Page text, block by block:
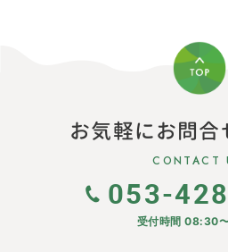
お気軽にお問合
CONTACT
053-
受付時間 08:30